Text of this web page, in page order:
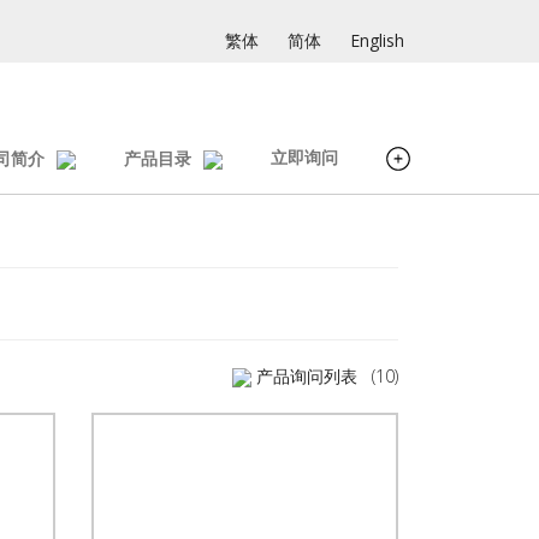
繁体 简体 English
简介 产品目录 立即询问
产品询问列表 (10)